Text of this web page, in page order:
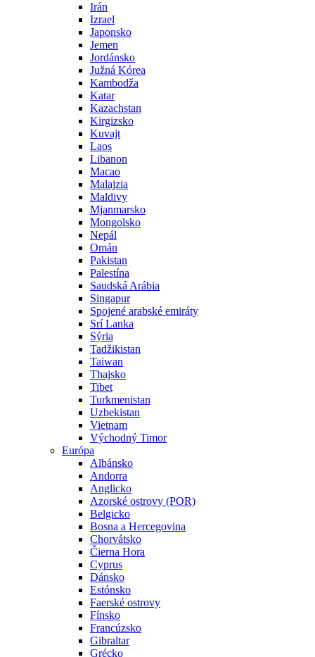
Irán
Izrael
Japonsko
Jemen
Jordánsko
Južná Kórea
Kambodža
Katar
Kazachstan
Kirgizsko
Kuvajt
Laos
Libanon
Macao
Malajzia
Maldivy
Mjanmarsko
Mongolsko
Nepál
Omán
Pakistan
Palestína
Saudská Arábia
Singapur
Spojené arabské emiráty
Srí Lanka
Sýria
Tadžikistan
Taiwan
Thajsko
Tibet
Turkmenistan
Uzbekistan
Vietnam
Východný Timor
Európa
Albánsko
Andorra
Anglicko
Azorské ostrovy (POR)
Belgicko
Bosna a Hercegovina
Chorvátsko
Čierna Hora
Cyprus
Dánsko
Estónsko
Faerské ostrovy
Fínsko
Francúzsko
Gibraltar
Grécko